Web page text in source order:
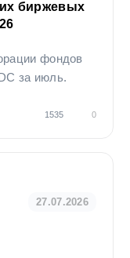
биржевых
фондов
за июль.
1535 0
27.07.2026